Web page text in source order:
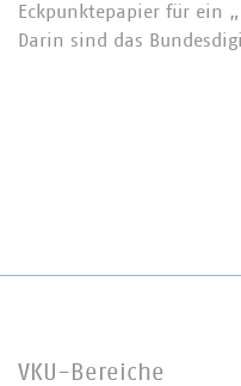
Eckpunktepapier für ein
Darin sind das
VKU-Bereiche